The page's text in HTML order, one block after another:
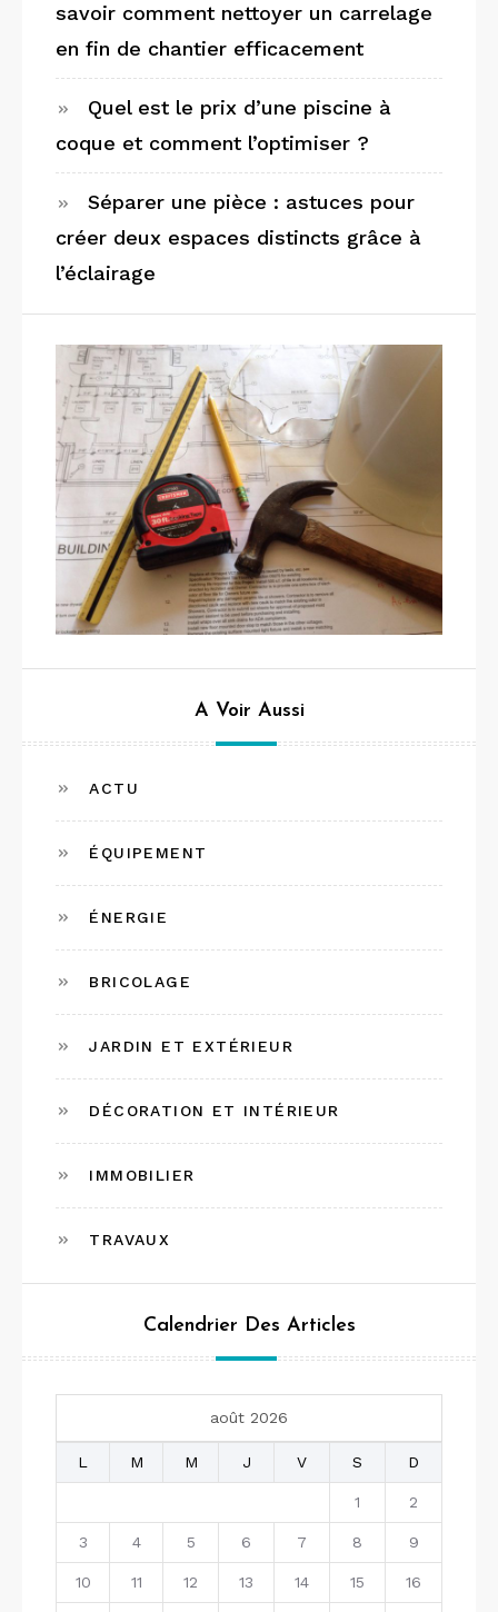
savoir comment nettoyer un carrelage
en fin de chantier efficacement
Quel est le prix d’une piscine à
coque et comment l’optimiser ?
Séparer une pièce : astuces pour
créer deux espaces distincts grâce à
l’éclairage
A Voir Aussi
ACTU
ÉQUIPEMENT
ÉNERGIE
BRICOLAGE
JARDIN ET EXTÉRIEUR
DÉCORATION ET INTÉRIEUR
IMMOBILIER
TRAVAUX
Calendrier Des Articles
août 2026
L M M J V S D
1 2
3 4 5 6 7 8 9
10 11 12 13 14 15 16